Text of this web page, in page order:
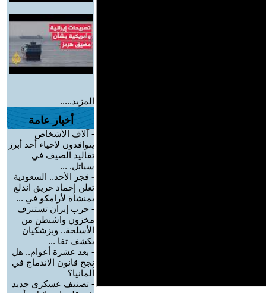
المزيد.....
أخبار عامة
- آلاف الأشخاص
يتوافدون لإحياء أحد أبرز
تقاليد الصيف في
سياتل. ...
- فجر الأحد.. السعودية
تعلن إخماد حريق اندلع
بمنشأة لأرامكو في ...
- حرب إيران تستنزف
مخزون واشنطن من
الأسلحة.. وبزشكيان
يكشف تفا ...
- بعد عشرة أعوام.. هل
نجح قانون الاندماج في
ألمانيا؟
- تصنيف عسكري جديد